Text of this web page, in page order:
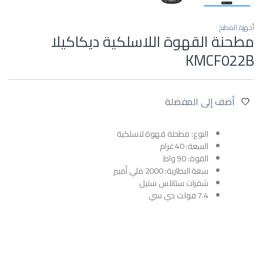
أجهزة المطبخ
مطحنة القهوة اللاسلكية ديكاكيلا
KMCF022B
أضف إلى المفضلة
النوع: مطحنة قهوة لاسلكية
السعة: 40 غرام
القوة: 90 واط
سعة البطارية: 2000 ملي أمبير
شفرات ستانلس ستيل
7.4 فولت دي سي